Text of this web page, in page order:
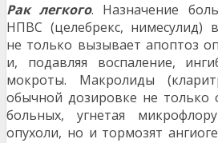
Рак легкого. Назначение
НПВС (целебрекс, нимесулид)
не только вызывает апоптоз
и, подавляя воспаление,
мокроты. Макролиды
обычной дозировке не только
больных, угнетая
опухоли, но и тормозят